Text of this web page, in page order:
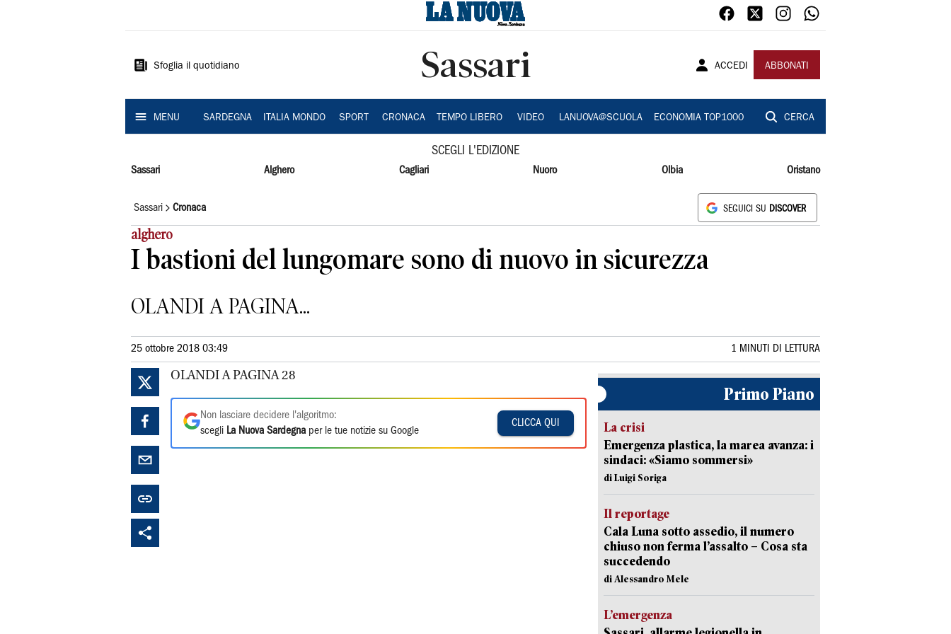
Sardegna
Sfoglia il quotidiano Sassari ACCEDI ABBONATI
MENU SARDEGNA ITALIA MONDO SPORT CRONACA TEMPO LIBERO VIDEO LANUOVA@SCUOLA ECONOMIA TOP1000 CERCA
SCEGLI L'EDIZIONE
Sassari Alghero Cagliari Nuoro Olbia Oristano
Sassari Cronaca SEGUICI SU DISCOVER
alghero
I bastioni del lungomare sono di nuovo in sicurezza
OLANDI A PAGINA...
25 ottobre 2018 03:49 1 MINUTI DI LETTURA
OLANDI A PAGINA 28
Non lasciare decidere l'algoritmo:
scegli La Nuova Sardegna per le tue notizie su Google
CLICCA QUI
Primo Piano
La crisi
Emergenza plastica, la marea avanza: i
sindaci: «Siamo sommersi»
di Luigi Soriga
Il reportage
Cala Luna sotto assedio, il numero
chiuso non ferma l’assalto – Cosa sta
succedendo
di Alessandro Mele
L’emergenza